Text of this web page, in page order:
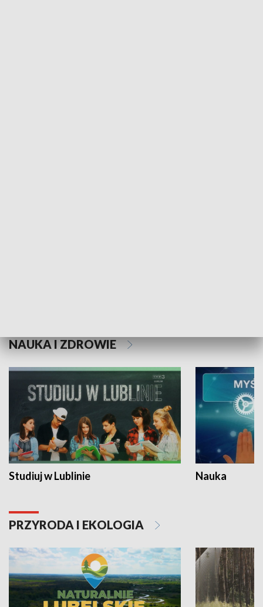
NAUKA I ZDROWIE
Studiuj w Lublinie Nauka
PRZYRODA I EKOLOGIA